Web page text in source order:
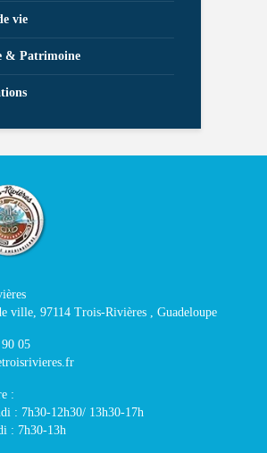
vie
& Patrimoine
ville, 97114 Trois-Rivières , Guadeloupe
05
:
: 7h30-12h30/ 13h30-17h
: 7h30-13h